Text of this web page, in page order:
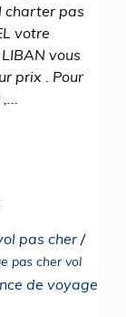
charter pas
votre
vous
prix . Pour
pas cher /
pas cher vol
de voyage